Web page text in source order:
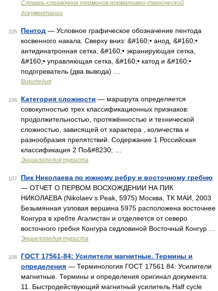
Словарь-справочник терминов нормативно-технической
документации
105 Пентод — Условное графическое обозначение пентода
косвенного накала. Сверху вниз: &#160;• анод, &#160;•
антидинатронная сетка, &#160;• экранирующая сетка,
&#160;• управляющая сетка, &#160;• катод и &#160;•
подогреватель (два вывода) …
Википедия
106 Категория сложности — маршрута определяется
совокупностью трех классификационных признаков:
продолжительностью, протяжённостью и технической
сложностью, зависящей от характера , количества и
разнообразия препятствий. Содержание 1 Российская
классификация 2 По&#8230; …
Энциклопедия туриста
107
Пик Николаева по южному ребру и восточному гребню
— ОТЧЕТ О ПЕРВОМ ВОСХОЖДЕНИИ НА ПИК
НИКОЛАЕВА (Nikolaev s Peak, 5975) Москва, ТК МАИ, 2003
Безымянная узловая вершина 5975 расположена восточнее
Конгура в хребте Агалистан и отделяется от северо
восточного гребня Конгура седловиной Восточный Конгур …
Энциклопедия туриста
108
ГОСТ 17561-84: Усилители магнитные. Термины и
определения — Терминология ГОСТ 17561 84: Усилители
магнитные. Термины и определения оригинал документа:
11. Быстродействующий магнитный усилитель Half cycle